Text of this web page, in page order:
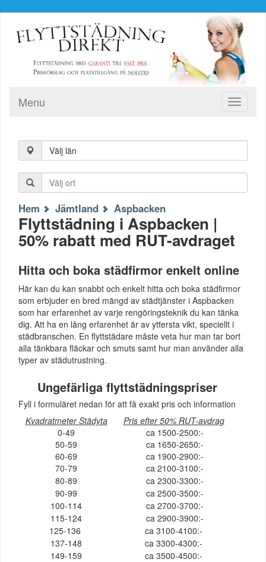
Toggle
Menu
Välj län
Hem Jämtland Aspbacken
Flyttstädning i Aspbacken |
50% rabatt med RUT-avdraget
Hitta och boka städfirmor enkelt online
Här kan du kan snabbt och enkelt hitta och boka städfirmor
som erbjuder en bred mängd av städtjänster i Aspbacken
som har erfarenhet av varje rengöringsteknik du kan tänka
dig. Att ha en lång erfarenhet är av yttersta vikt, speciellt i
städbranschen. En flyttstädare måste veta hur man tar bort
alla tänkbara fläckar och smuts samt hur man använder alla
typer av städutrustning.
Ungefärliga flyttstädningspriser
Fyll i formuläret nedan för att få exakt pris och information
Kvadratmeter Städyta
Pris efter 50% RUT-avdrag
0-49
ca 1500-2500:-
50-59
ca 1650-2650:-
60-69
ca 1900-2900:-
70-79
ca 2100-3100:-
80-89
ca 2300-3300:-
90-99
ca 2500-3500:-
100-114
ca 2700-3700:-
115-124
ca 2900-3900:-
125-136
ca 3100-4100:-
137-148
ca 3300-4300:-
149-159
ca 3500-4500:-